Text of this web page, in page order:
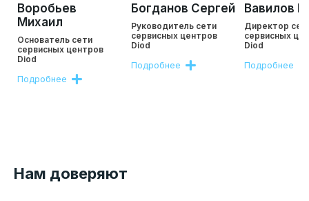
Воробьев
Михаил
Основатель сети
сервисных центров
Diod
Подробнее
Богданов Сергей
Руководитель сети
сервисных центров
Diod
Подробнее
Вавилов
Директор
сервисных
Diod
Подробнее
Нам доверяют